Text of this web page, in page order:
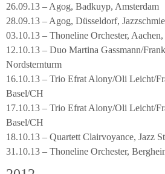
26.09.13 – Agog, Badkuyp, Amsterdam
28.09.13 – Agog, Düsseldorf,
03.10.13 – Thoneline Orchester,
12.10.13 – Duo Martina Gassmann/
Nordsternturm
16.10.13 – Trio Efrat Alony/Oli Leicht/
Basel/CH
17.10.13 – Trio Efrat Alony/Oli Leicht/
Basel/CH
18.10.13 – Quartett Clairvoyance, Jazz
31.10.13 – Thoneline Orchester,